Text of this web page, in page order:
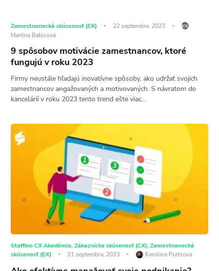
Zamestnanecká skúsenosť (EX)
22 septembra, 2023
Martina Babicová
9 spôsobov motivácie zamestnancov, ktoré
fungujú v roku 2023
Firmy neustále hľadajú inovatívne spôsoby, ako udržať svojich
zamestnancov angažovaných a motivovaných. S návratom do
kancelárií v roku 2023 tento trend ešte viac…
Staffino CX Akadémia,Zákaznícka skúsenosť (CX),Zamestnanecká
skúsenosť (EX)
21 septembra, 2023 Karolina Purtzova